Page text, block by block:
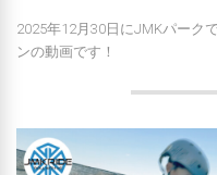
2025年12月30日にJMKパーク
ンの動画です！